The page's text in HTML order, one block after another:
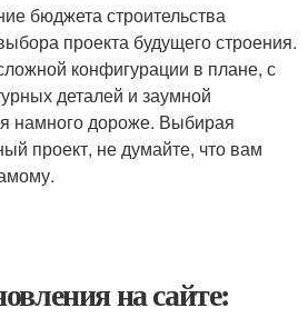
бюджета строительства
проекта будущего строения.
конфигурации в плане, с
деталей и заумной
намного дороже. Выбирая
проект, не думайте, что вам
на сайте: